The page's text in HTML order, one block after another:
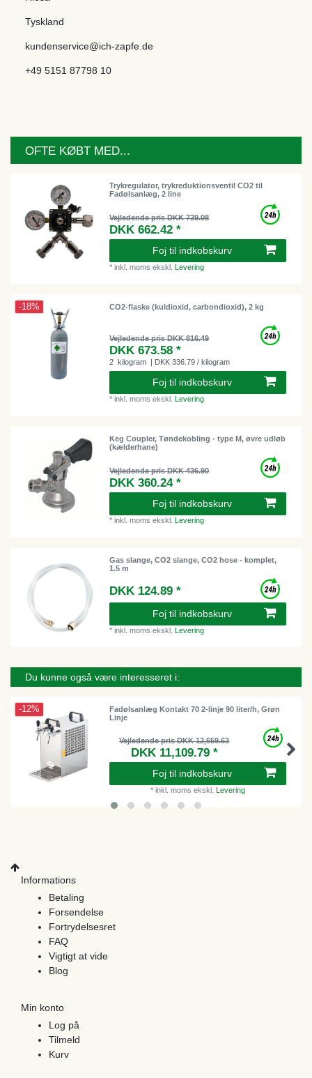
Tyskland
kundenservice@ich-zapfe.de
+49 5151 87798 10
OFTE KØBT MED...
Trykregulator, trykreduktionsventil CO2 til
Fadølsanlæg, 2 line
Vejledende pris DKK 739.08
DKK 662.42 *
Foj til indkobskurv
*inkl. moms ekskl.Levering
-18% CO2-flaske (kuldioxid, carbondioxid), 2 kg
Vejledende pris DKK 816.49
DKK 673.58 *
2 kilogram | DKK 336.79 / kilogram
Foj til indkobskurv
*inkl. moms ekskl. Levering
Keg Coupler, Tøndekobling - type M, øvre udløb
(kælderhane)
Vejledende pris DKK 436.90
DKK 360.24 *
Foj til indkobskurv
*inkl. moms ekskl.Levering
Gas slange, CO2 slange, CO2 hose - komplet,
1.5 m
DKK 124.89 *
Foj til indkobskurv
*inkl. moms ekskl.Levering
Du kunne også være interesseret i:
-12%
Fadølsanlæg Kontakt 70 2-linje 90 liter/h, Grøn
Linje
Vejledende pris DKK 12,659.63
DKK 11,109.79 *
Foj til indkobskurv
* inkl. moms ekskl. Levering
Informations
Betaling
Forsendelse
Fortrydelsesret
FAQ
Vigtigt at vide
Blog
Min konto
Log på
Tilmeld
Kurv